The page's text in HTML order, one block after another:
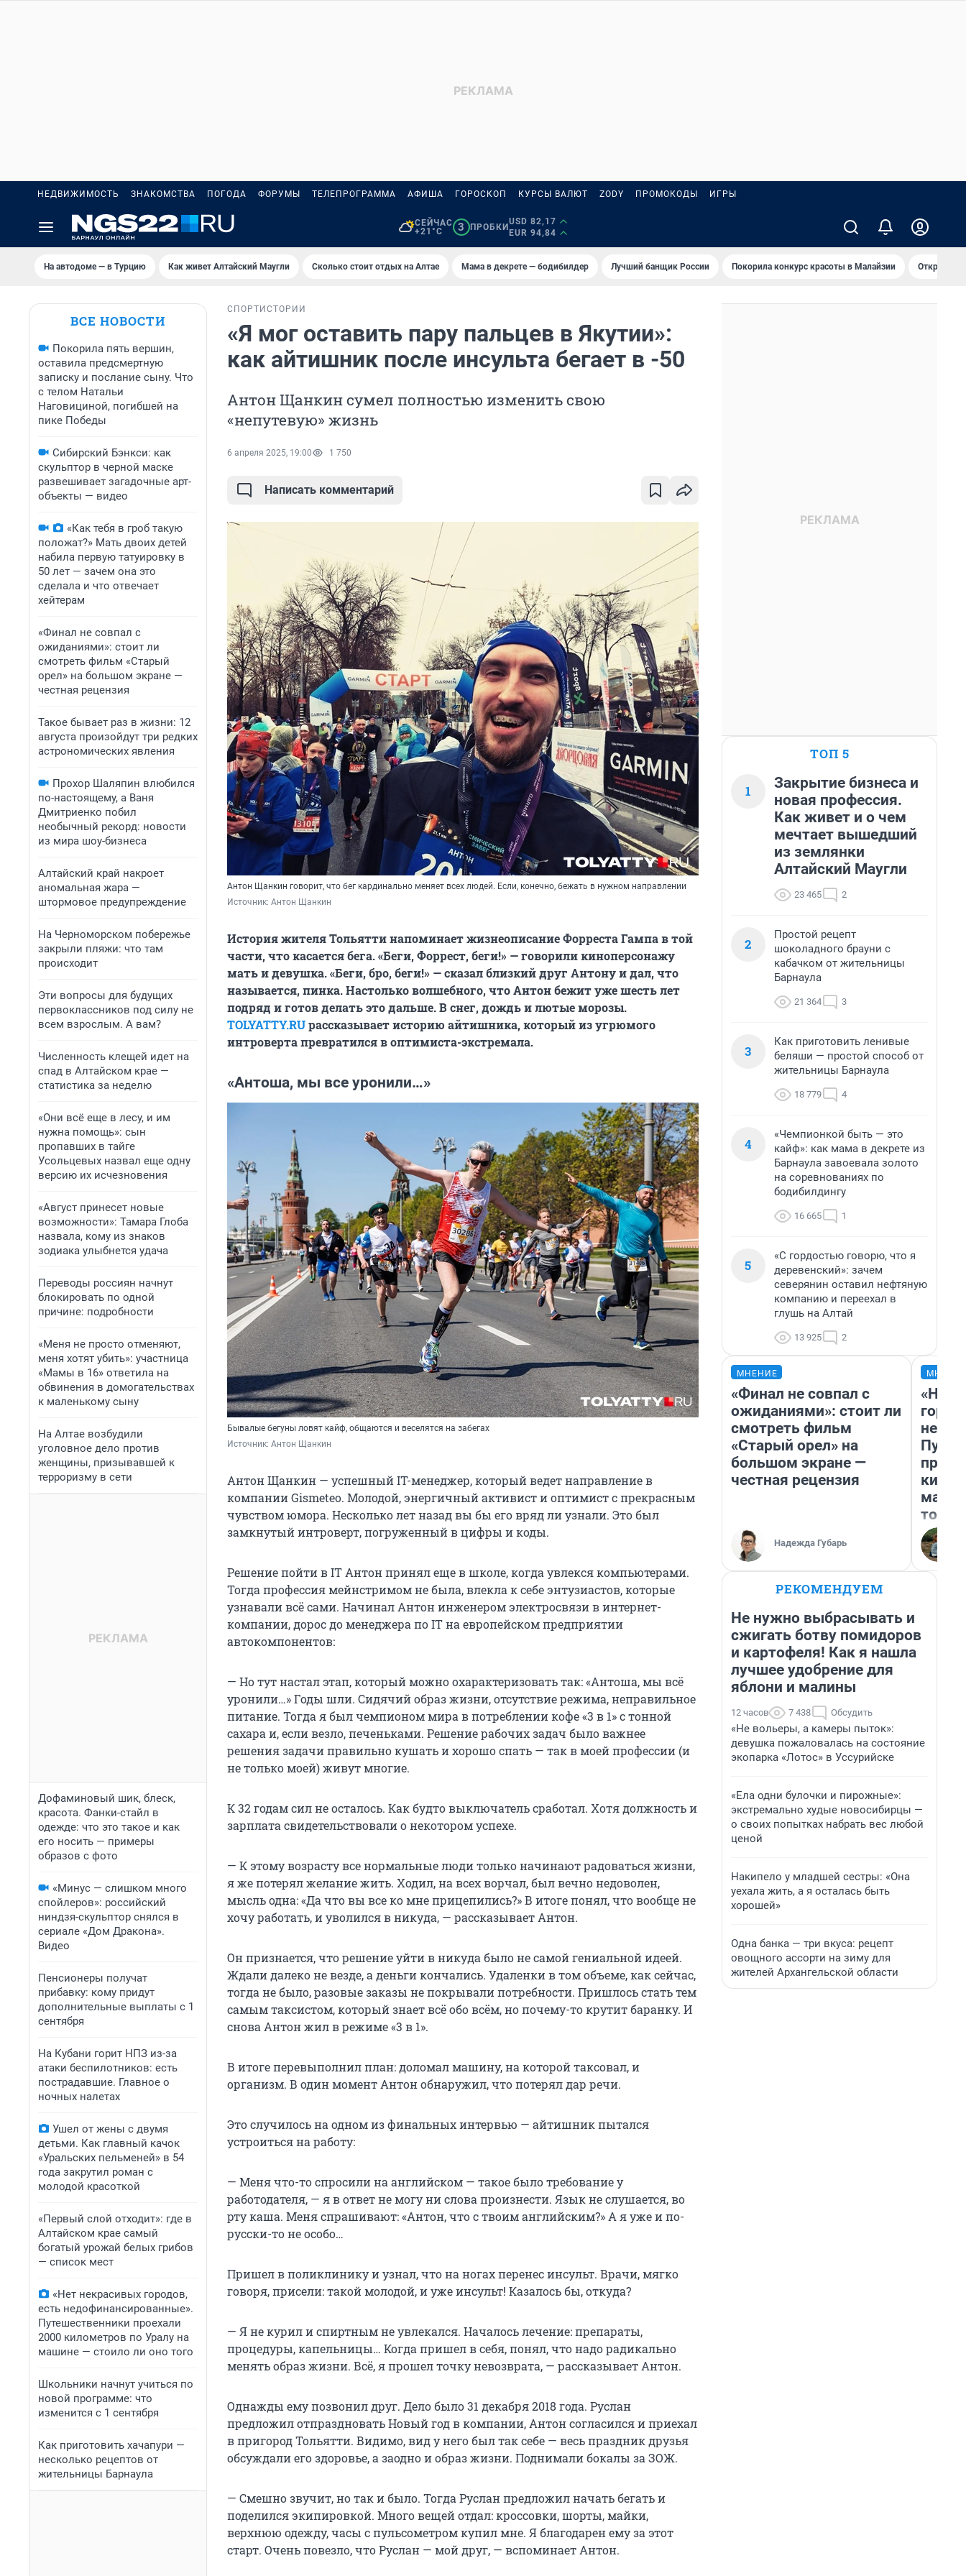
НЕДВИЖИМОСТЬ ЗНАКОМСТВА ПОГОДА ФОРУМЫ ТЕЛЕПРОГРАММА АФИША ГОРОСКОП КУРСЫ ВАЛЮТ ZODY ПРОМОКОДЫ ИГРЫ
СЕЙЧАС
+21°C
3 ПРОБКИ
USD 82,17
EUR 94,84
На автодоме — в Турцию Как живет Алтайский Маугли Сколько стоит отдых на Алтае Мама в декрете — бодибилдер Лучший банщик России Покорила конкурс красоты в Малайзии Открыл
ВСЕ НОВОСТИ
Покорила пять вершин,
оставила предсмертную
записку и послание сыну. Что
с телом Натальи
Наговициной, погибшей на
пике Победы
Сибирский Бэнкси: как
скульптор в черной маске
развешивает загадочные арт-
объекты — видео
«Как тебя в гроб такую
положат?» Мать двоих детей
набила первую татуировку в
50 лет — зачем она это
сделала и что отвечает
хейтерам
«Финал не совпал с
ожиданиями»: стоит ли
смотреть фильм «Старый
орел» на большом экране —
честная рецензия
Такое бывает раз в жизни: 12
августа произойдут три редких
астрономических явления
Прохор Шаляпин влюбился
по-настоящему, а Ваня
Дмитриенко побил
необычный рекорд: новости
из мира шоу-бизнеса
Алтайский край накроет
аномальная жара —
штормовое предупреждение
На Черноморском побережье
закрыли пляжи: что там
происходит
Эти вопросы для будущих
первоклассников под силу не
всем взрослым. А вам?
Численность клещей идет на
спад в Алтайском крае —
статистика за неделю
«Они всё еще в лесу, и им
нужна помощь»: сын
пропавших в тайге
Усольцевых назвал еще одну
версию их исчезновения
«Август принесет новые
возможности»: Тамара Глоба
назвала, кому из знаков
зодиака улыбнется удача
Переводы россиян начнут
блокировать по одной
причине: подробности
«Меня не просто отменяют,
меня хотят убить»: участница
«Мамы в 16» ответила на
обвинения в домогательствах
к маленькому сыну
На Алтае возбудили
уголовное дело против
женщины, призывавшей к
терроризму в сети
Дофаминовый шик, блеск,
красота. Фанки-стайл в
одежде: что это такое и как
его носить — примеры
образов с фото
«Минус — слишком много
спойлеров»: российский
ниндзя-скульптор снялся в
сериале «Дом Дракона».
Видео
Пенсионеры получат
прибавку: кому придут
дополнительные выплаты с 1
сентября
На Кубани горит НПЗ из-за
атаки беспилотников: есть
пострадавшие. Главное о
ночных налетах
Ушел от жены с двумя
детьми. Как главный качок
«Уральских пельменей» в 54
года закрутил роман с
молодой красоткой
«Первый слой отходит»: где в
Алтайском крае самый
богатый урожай белых грибов
— список мест
«Нет некрасивых городов,
есть недофинансированные».
Путешественники проехали
2000 километров по Уралу на
машине — стоило ли оно того
Школьники начнут учиться по
новой программе: что
изменится с 1 сентября
Как приготовить хачапури —
несколько рецептов от
жительницы Барнаула
СПОРТ ИСТОРИИ
«Я мог оставить пару пальцев в Якутии»:
как айтишник после инсульта бегает в -50
Антон Щанкин сумел полностью изменить свою
«непутевую» жизнь
6 апреля 2025, 19:00 1 750
Написать комментарий
Антон Щанкин говорит, что бег кардинально меняет всех людей. Если, конечно, бежать в нужном направлении
Источник: Антон Щанкин
История жителя Тольятти напоминает жизнеописание Форреста Гампа в той
части, что касается бега. «Беги, Форрест, беги!» — говорили киноперсонажу
мать и девушка. «Беги, бро, беги!» — сказал близкий друг Антону и дал, что
называется, пинка. Настолько волшебного, что Антон бежит уже шесть лет
подряд и готов делать это дальше. В снег, дождь и лютые морозы.
TOLYATTY.RUрассказывает историю айтишника, который из угрюмого
интроверта превратился в оптимиста-экстремала.
«Антоша, мы все уронили…»
Бывалые бегуны ловят кайф, общаются и веселятся на забегах
Источник: Антон Щанкин
Антон Щанкин — успешный IT-менеджер, который ведет направление в
компании Gismeteo. Молодой, энергичный активист и оптимист с прекрасным
чувством юмора. Несколько лет назад вы бы его вряд ли узнали. Это был
замкнутый интроверт, погруженный в цифры и коды.
Решение пойти в IT Антон принял еще в школе, когда увлекся компьютерами.
Тогда профессия мейнстримом не была, влекла к себе энтузиастов, которые
узнавали всё сами. Начинал Антон инженером электросвязи в интернет-
компании, дорос до менеджера по IT на европейском предприятии
автокомпонентов:
— Но тут настал этап, который можно охарактеризовать так: «Антоша, мы всё
уронили…» Годы шли. Сидячий образ жизни, отсутствие режима, неправильное
питание. Тогда я был чемпионом мира в потреблении кофе «3 в 1» с тонной
сахара и, если везло, печеньками. Решение рабочих задач было важнее
решения задачи правильно кушать и хорошо спать — так в моей профессии (и
не только моей) живут многие.
К 32 годам сил не осталось. Как будто выключатель сработал. Хотя должность и
зарплата свидетельствовали о некотором успехе.
— К этому возрасту все нормальные люди только начинают радоваться жизни,
я же потерял желание жить. Ходил, на всех ворчал, был вечно недоволен,
мысль одна: «Да что вы все ко мне прицепились?» В итоге понял, что вообще не
хочу работать, и уволился в никуда, — рассказывает Антон.
Он признается, что решение уйти в никуда было не самой гениальной идеей.
Ждали далеко не везде, а деньги кончались. Удаленки в том объеме, как сейчас,
тогда не было, разовые заказы не покрывали потребности. Пришлось стать тем
самым таксистом, который знает всё обо всём, но почему-то крутит баранку. И
снова Антон жил в режиме «3 в 1».
В итоге перевыполнил план: доломал машину, на которой таксовал, и
организм. В один момент Антон обнаружил, что потерял дар речи.
Это случилось на одном из финальных интервью — айтишник пытался
устроиться на работу:
— Меня что-то спросили на английском — такое было требование у
работодателя, — я в ответ не могу ни слова произнести. Язык не слушается, во
рту каша. Меня спрашивают: «Антон, что с твоим английским?» А я уже и по-
русски-то не особо…
Пришел в поликлинику и узнал, что на ногах перенес инсульт. Врачи, мягко
говоря, присели: такой молодой, и уже инсульт! Казалось бы, откуда?
— Я не курил и спиртным не увлекался. Началось лечение: препараты,
процедуры, капельницы… Когда пришел в себя, понял, что надо радикально
менять образ жизни. Всё, я прошел точку невозврата, — рассказывает Антон.
Однажды ему позвонил друг. Дело было 31 декабря 2018 года. Руслан
предложил отпраздновать Новый год в компании, Антон согласился и приехал
в пригород Тольятти. Видимо, вид у него был так себе — весь праздник друзья
обсуждали его здоровье, а заодно и образ жизни. Поднимали бокалы за ЗОЖ.
— Смешно звучит, но так и было. Тогда Руслан предложил начать бегать и
поделился экипировкой. Много вещей отдал: кроссовки, шорты, майки,
верхнюю одежду, часы с пульсометром купил мне. Я благодарен ему за этот
старт. Очень повезло, что Руслан — мой друг, — вспоминает Антон.
ТОП 5
1
Закрытие бизнеса и
новая профессия.
Как живет и о чем
мечтает вышедший
из землянки
Алтайский Маугли
23 465 2
2
Простой рецепт
шоколадного брауни с
кабачком от жительницы
Барнаула
21 364 3
3
Как приготовить ленивые
беляши — простой способ от
жительницы Барнаула
18 779 4
4
«Чемпионкой быть — это
кайф»: как мама в декрете из
Барнаула завоевала золото
на соревнованиях по
бодибилдингу
16 665 1
5
«С гордостью говорю, что я
деревенский»: зачем
северянин оставил нефтяную
компанию и переехал в
глушь на Алтай
13 925 2
МНЕНИЕ
«Финал не совпал с
ожиданиями»: стоит ли
смотреть фильм
«Старый орел» на
большом экране —
честная рецензия
Надежда Губарь
«Нет
того
РЕКОМЕНДУЕМ
Не нужно выбрасывать и
сжигать ботву помидоров
и картофеля! Как я нашла
лучшее удобрение для
яблони и малины
12 часов 7 438 Обсудить
«Не вольеры, а камеры пыток»:
девушка пожаловалась на состояние
экопарка «Лотос» в Уссурийске
«Ела одни булочки и пирожные»:
экстремально худые новосибирцы —
о своих попытках набрать вес любой
ценой
Накипело у младшей сестры: «Она
уехала жить, а я осталась быть
хорошей»
Одна банка — три вкуса: рецепт
овощного ассорти на зиму для
жителей Архангельской области